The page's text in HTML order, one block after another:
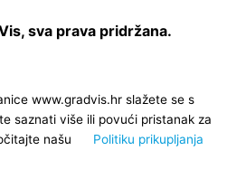
sva prava pridržana.
www.gradvis.hr slažete se s
saznati više ili povući pristanak za
našu
Politiku prikupljanja